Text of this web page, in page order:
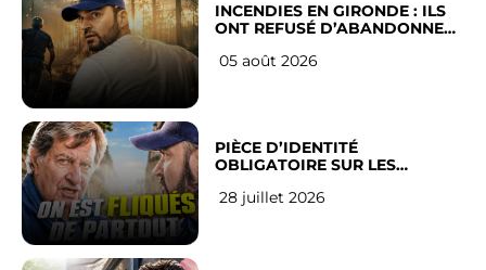
INCENDIES EN GIRONDE : ILS
ONT REFUSÉ D’ABANDONNER
05 août 2026
PIÈCE D’IDENTITÉ
OBLIGATOIRE SUR LES
Français
28 juillet 2026